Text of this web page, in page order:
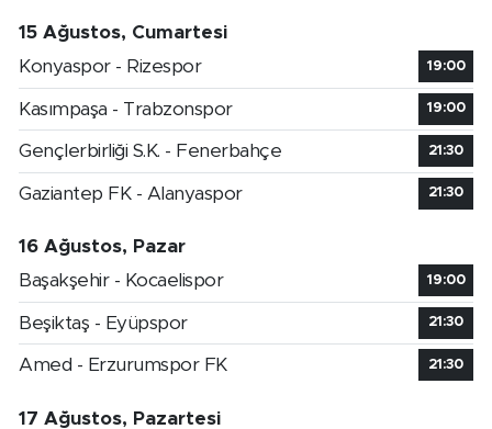
15 Ağustos, Cumartesi
Konyaspor - Rizespor
19:00
Kasımpaşa - Trabzonspor 19:00
Gençlerbirliği S.K. - Fenerbahçe 21:30
Gaziantep FK - Alanyaspor 21:30
16 Ağustos, Pazar
Başakşehir - Kocaelispor
19:00
Beşiktaş - Eyüpspor 21:30
Amed - Erzurumspor FK 21:30
17 Ağustos, Pazartesi